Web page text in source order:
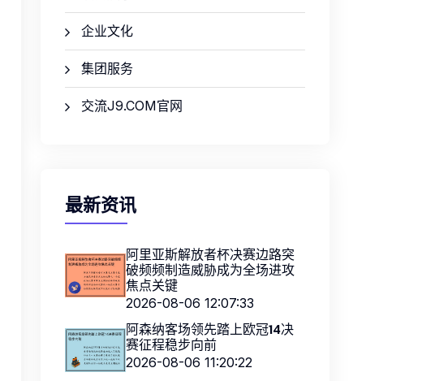
企业文化
集团服务
交流J9.COM官网
最新资讯
阿里亚斯解放者杯决赛边路突
破频频制造威胁成为全场进攻
焦点关键
2026-08-06 12:07:33
阿森纳客场领先踏上欧冠14决
赛征程稳步向前
2026-08-06 11:20:22